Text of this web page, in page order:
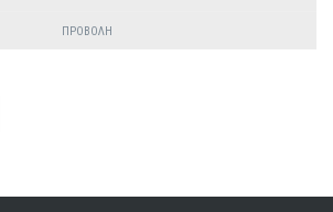
ΠΡΟΒΟΛΗ